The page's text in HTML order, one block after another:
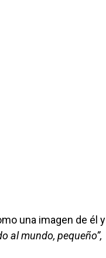
una imagen de él y
al mundo, pequeño”,